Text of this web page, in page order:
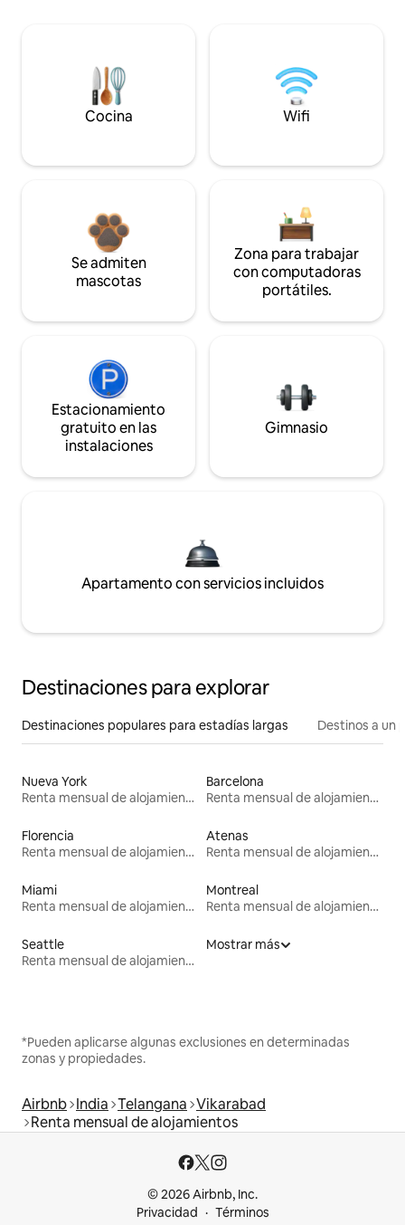
Cocina Wifi
Se admiten
mascotas
Zona para trabajar
con computadoras
portátiles.
Estacionamiento
gratuito en las
instalaciones
Gimnasio
Apartamento con servicios incluidos
Destinaciones para explorar
Destinaciones populares para estadías largas Destinos a un
Nueva York
Renta mensual de alojamientos
Barcelona
Renta mensual de alojamientos
Florencia
Renta mensual de alojamientos
Atenas
Renta mensual de alojamientos
Miami
Renta mensual de alojamientos
Montreal
Renta mensual de alojamientos
Seattle
Renta mensual de alojamientos
Mostrar más
*Pueden aplicarse algunas exclusiones en determinadas
zonas y propiedades.
Airbnb India Telangana Vikarabad
Renta mensual de alojamientos
© 2026 Airbnb, Inc.
Privacidad
Términos